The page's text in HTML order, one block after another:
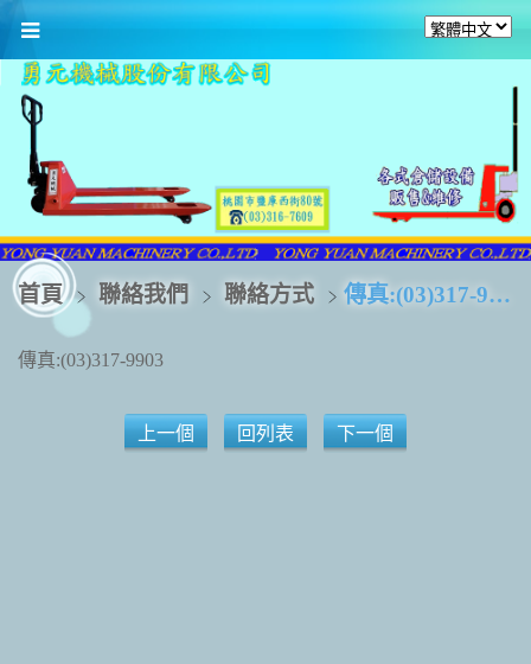
首頁 聯絡我們 聯絡方式 傳真:(03)317-9903
傳真:(03)317-9903
上一個 回列表 下一個